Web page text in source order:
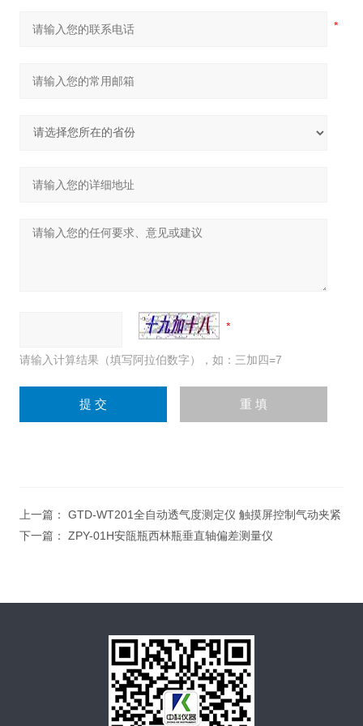
请输入计算结果（填写阿拉伯数字），如：三加四=7
上一篇： GTD-WT201全自动透气度测定仪 触摸屏控制气动夹紧
下一篇： ZPY-01H安瓿瓶西林瓶垂直轴偏差测量仪